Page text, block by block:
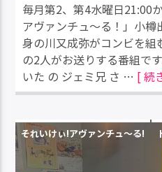
毎月第2、第4水曜日21:00
アヴァンチュ～る！」小
身の川又成弥がコンビを組
の2人がお送りする番組で
いた の ジェミ兄 さ … [ 続
それいけぃ!アヴァンチュ〜る!